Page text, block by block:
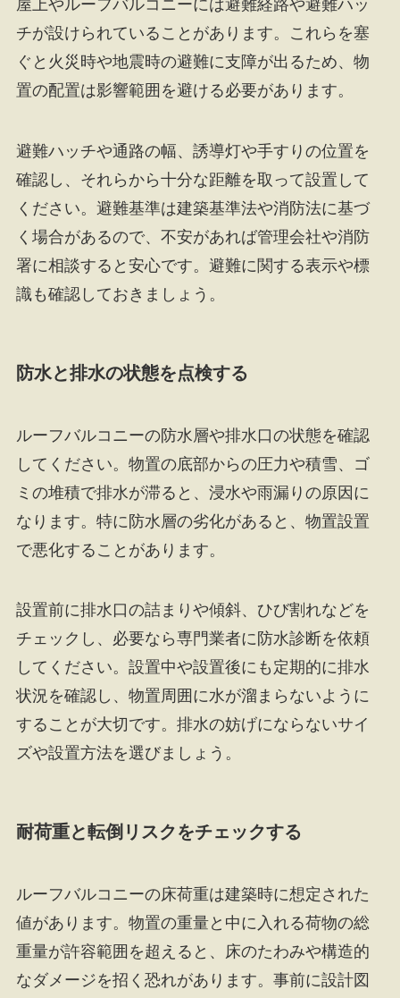
屋上やルーフバルコニーには避難経路や避難ハッ
チが設けられていることがあります。これらを塞
ぐと火災時や地震時の避難に支障が出るため、物
置の配置は影響範囲を避ける必要があります。
避難ハッチや通路の幅、誘導灯や手すりの位置を
確認し、それらから十分な距離を取って設置して
ください。避難基準は建築基準法や消防法に基づ
く場合があるので、不安があれば管理会社や消防
署に相談すると安心です。避難に関する表示や標
識も確認しておきましょう。
防水と排水の状態を点検する
ルーフバルコニーの防水層や排水口の状態を確認
してください。物置の底部からの圧力や積雪、ゴ
ミの堆積で排水が滞ると、浸水や雨漏りの原因に
なります。特に防水層の劣化があると、物置設置
で悪化することがあります。
設置前に排水口の詰まりや傾斜、ひび割れなどを
チェックし、必要なら専門業者に防水診断を依頼
してください。設置中や設置後にも定期的に排水
状況を確認し、物置周囲に水が溜まらないように
することが大切です。排水の妨げにならないサイ
ズや設置方法を選びましょう。
耐荷重と転倒リスクをチェックする
ルーフバルコニーの床荷重は建築時に想定された
値があります。物置の重量と中に入れる荷物の総
重量が許容範囲を超えると、床のたわみや構造的
なダメージを招く恐れがあります。事前に設計図